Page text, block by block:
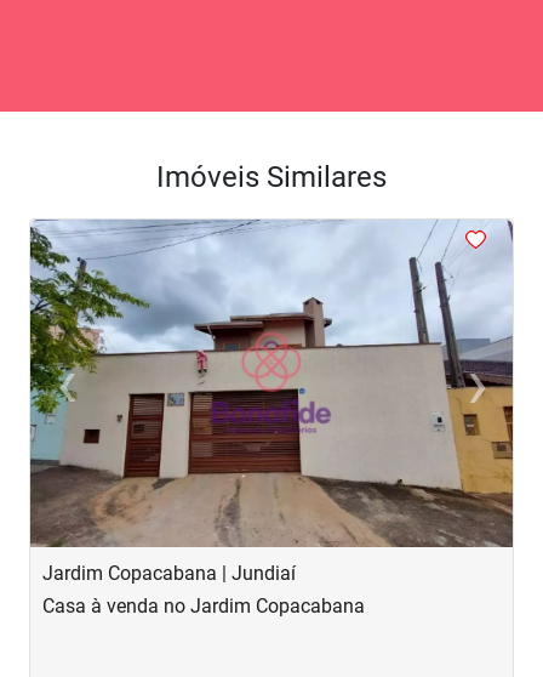
Imóveis Similares
<<<<
‹Previous ›Next
Jardim Copacabana | Jundiaí
Casa à venda no Jardim Copacabana